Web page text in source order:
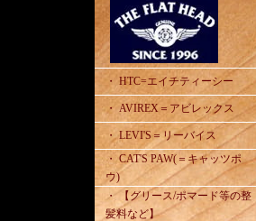
・ HTC=エイチティーシー
・ AVIREX＝アビレックス
・ LEVI'S＝リーバイス
・ CAT'S PAW(＝キャッツポ
ウ)
・ 【グリース/ポマード等の整
髪料など】